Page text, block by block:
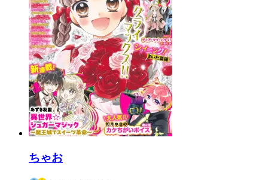
ちゃお